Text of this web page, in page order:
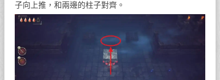
子向上推，和兩邊的柱子對齊。